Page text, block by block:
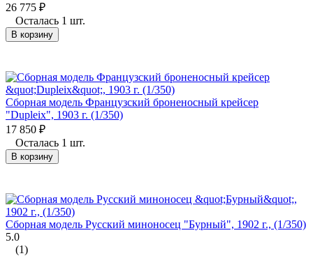
26 775 ₽
Осталась 1 шт.
В корзину
Сборная модель Французский броненосный крейсер
"Dupleix", 1903 г. (1/350)
17 850 ₽
Осталась 1 шт.
В корзину
Сборная модель Русский миноносец "Бурный", 1902 г., (1/350)
5.0
(1)